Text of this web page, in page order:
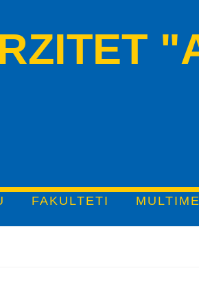
FAKULTETI